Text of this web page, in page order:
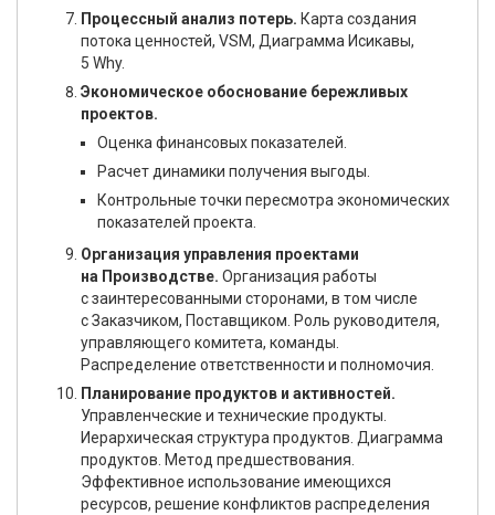
Процессный анализ потерь. Карта создания
потока ценностей, VSM, Диаграмма Исикавы,
5 Why.
Экономическое обоснование бережливых
проектов.
Оценка финансовых показателей.
Расчет динамики получения выгоды.
Контрольные точки пересмотра экономических
показателей проекта.
Организация управления проектами
на Производстве. Организация работы
с заинтересованными сторонами, в том числе
с Заказчиком, Поставщиком. Роль руководителя,
управляющего комитета, команды.
Распределение ответственности и полномочия.
Планирование продуктов и активностей.
Управленческие и технические продукты.
Иерархическая структура продуктов. Диаграмма
продуктов. Метод предшествования.
Эффективное использование имеющихся
ресурсов, решение конфликтов распределения